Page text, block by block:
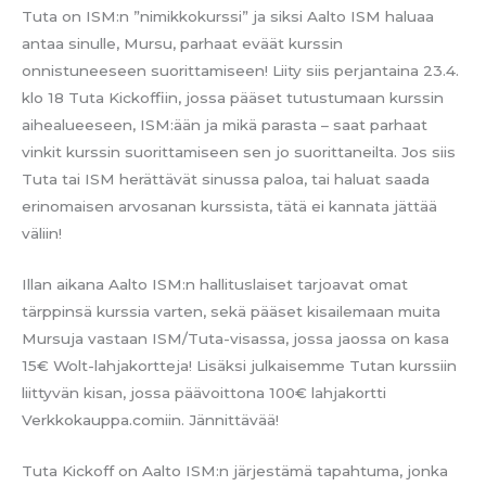
Tuta on ISM:n ”nimikkokurssi” ja siksi Aalto ISM haluaa
antaa sinulle, Mursu, parhaat eväät kurssin
onnistuneeseen suorittamiseen! Liity siis perjantaina 23.4.
klo 18 Tuta Kickoffiin, jossa pääset tutustumaan kurssin
aihealueeseen, ISM:ään ja mikä parasta – saat parhaat
vinkit kurssin suorittamiseen sen jo suorittaneilta. Jos siis
Tuta tai ISM herättävät sinussa paloa, tai haluat saada
erinomaisen arvosanan kurssista, tätä ei kannata jättää
väliin!
Illan aikana Aalto ISM:n hallituslaiset tarjoavat omat
tärppinsä kurssia varten, sekä pääset kisailemaan muita
Mursuja vastaan ISM/Tuta-visassa, jossa jaossa on kasa
15€ Wolt-lahjakortteja! Lisäksi julkaisemme Tutan kurssiin
liittyvän kisan, jossa päävoittona 100€ lahjakortti
Verkkokauppa.comiin. Jännittävää!
Tuta Kickoff on Aalto ISM:n järjestämä tapahtuma, jonka